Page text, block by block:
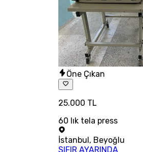
Öne Çıkan
25.000 TL
60 lık tela press
İstanbul , Beyoğlu
SIFIR AYARINDA